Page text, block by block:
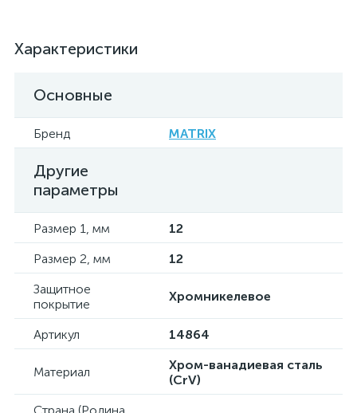
Характеристики
Основные
Бренд MATRIX
Другие
параметры
Размер 1, мм
12
Размер 2, мм
12
Защитное
покрытие
Хромникелевое
Артикул 14864
Материал
Хром-ванадиевая сталь
(CrV)